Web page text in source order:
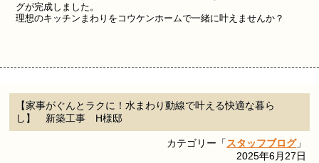
グが完成しました。
理想のキッチンまわりをコウケンホームで一緒に叶えませんか？
【家事がぐんとラクに！水まわり動線で叶える快適な暮ら
し】 新築工事 H様邸
カテゴリー「スタッフブログ」
2025年6月27日